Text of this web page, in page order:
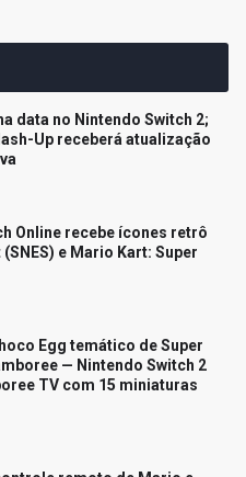
data no Nintendo Switch 2;
Up receberá atualização
Online recebe ícones retrô
e Mario Kart: Super
Egg temático de Super
— Nintendo Switch 2
TV com 15 miniaturas